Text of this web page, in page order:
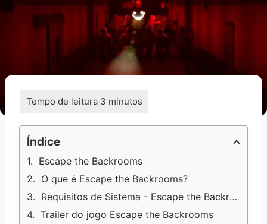
Índice
Escape the Backrooms
O que é Escape the Backrooms?
Requisitos de Sistema - Escape the Backrooms
Trailer do jogo Escape the Backrooms